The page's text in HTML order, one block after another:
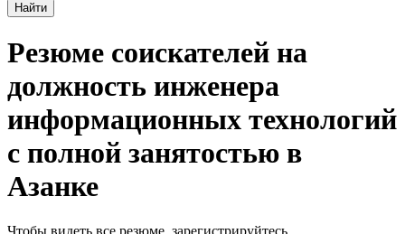
Найти
Резюме соискателей на
должность инженера
информационных технологий
с полной занятостью в
Азанке
Чтобы видеть все резюме, зарегистрируйтесь